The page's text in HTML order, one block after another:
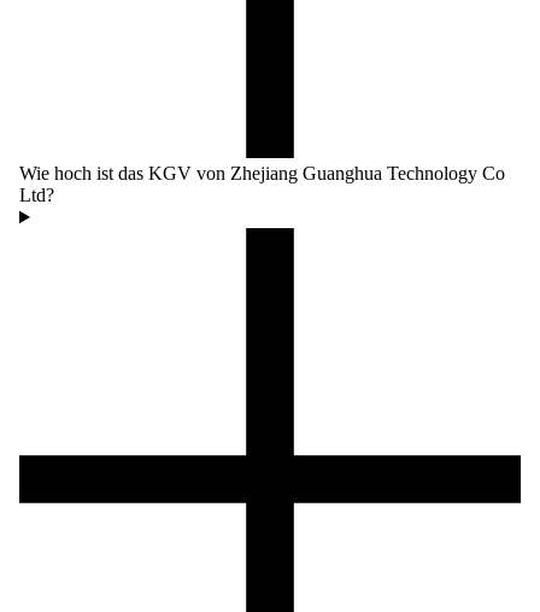
Wie hoch ist das KGV von Zhejiang Guanghua Technology Co
Ltd?